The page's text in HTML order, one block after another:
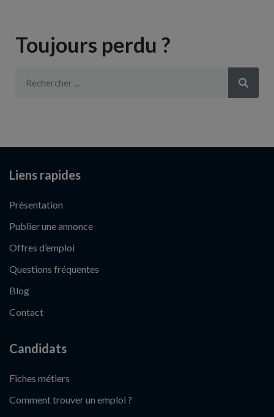
Toujours perdu ?
Liens rapides
Présentation
Publier une annonce
Offres d’emploi
Questions fréquentes
Blog
Contact
Candidats
Fiches métiers
Comment trouver un emploi ?